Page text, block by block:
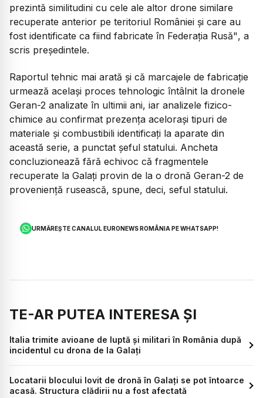
prezintă similitudini cu cele ale altor drone similare
recuperate anterior pe teritoriul României și care au
fost identificate ca fiind fabricate în Federația Rusă", a
scris președintele.
Raportul tehnic mai arată și că marcajele de fabricație
urmează același proces tehnologic întâlnit la dronele
Geran-2 analizate în ultimii ani, iar analizele fizico-
chimice au confirmat prezența acelorași tipuri de
materiale și combustibili identificați la aparate din
această serie, a punctat șeful statului. Ancheta
concluzionează fără echivoc că fragmentele
recuperate la Galați provin de la o dronă Geran-2 de
proveniență rusească, spune, deci, seful statului.
URMĂREȘTE CANALUL EURONEWS ROMÂNIA PE WHATSAPP!
TE-AR PUTEA INTERESA ȘI
Italia trimite avioane de luptă și militari în România după
incidentul cu drona de la Galați
Locatarii blocului lovit de dronă în Galați se pot întoarce
acasă. Structura clădirii nu a fost afectată